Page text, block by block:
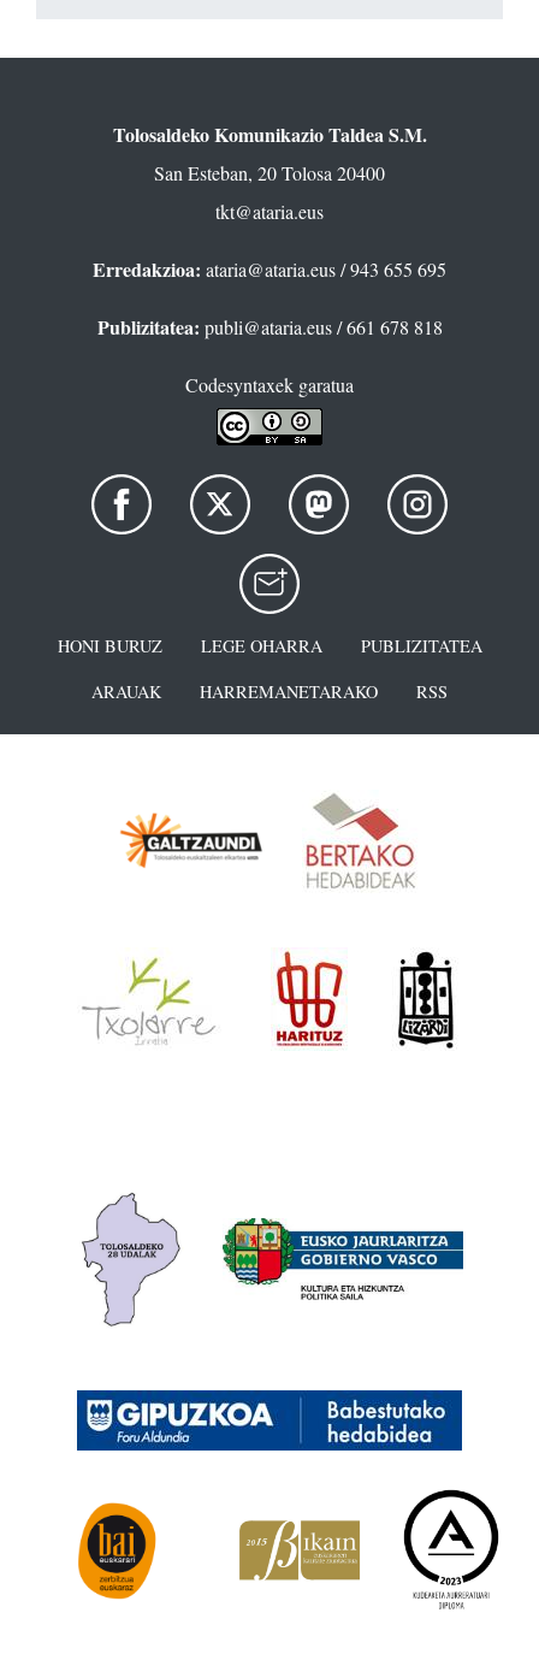
Tolosaldeko Komunikazio Taldea S.M.
San Esteban, 20 Tolosa 20400
tkt@ataria.eus
Erredakzioa: ataria@ataria.eus/ 943 655 695
Publizitatea: publi@ataria.eus/ 661 678 818
Codesyntaxek garatua
HONI BURUZ LEGE OHARRA
PUBLIZITATEA
ARAUAK
HARREMANETARAKO RSS